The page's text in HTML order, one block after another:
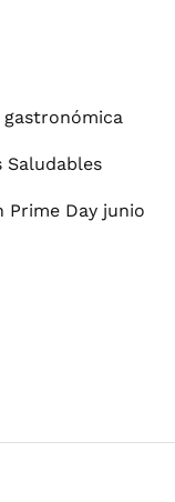
Saludables
Prime Day junio